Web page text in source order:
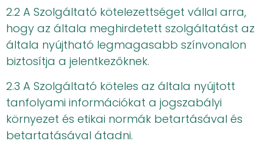
2.2 A Szolgáltató kötelezettséget vállal arra,
hogy az általa meghirdetett szolgáltatást az
általa nyújtható legmagasabb színvonalon
biztosítja a jelentkezőknek.
2.3 A Szolgáltató köteles az általa nyújtott
tanfolyami információkat a jogszabályi
környezet és etikai normák betartásával és
betartatásával átadni.